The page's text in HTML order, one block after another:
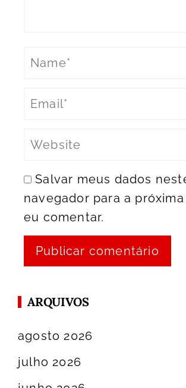
Salvar meus dados
navegador para a
eu comentar.
ARQUIVOS
agosto 2026
julho 2026